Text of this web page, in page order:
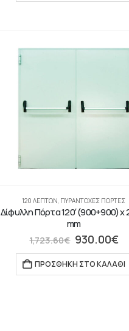
120 ΛΕΠΤΏΝ ΠΥΡΆΝΤΟΧΕΣ ΠΌΡΤΕΣ
Δίφυλλη Πόρτα 120′ (900+900) x
mm
1,723.60€ 930.00€
ΠΡΟΣΘΉΚΗ ΣΤΟ ΚΑΛΆΘΙ